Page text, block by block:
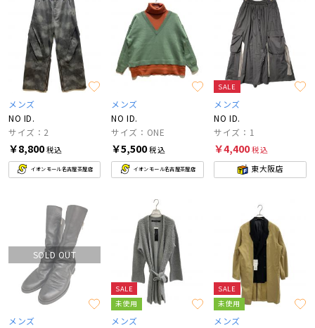
メンズ
NO ID.
サイズ：2
￥8,800税込
イオンモール名古屋茶屋店
メンズ
NO ID.
サイズ：ONE
￥5,500税込
イオンモール名古屋茶屋店
SALE
メンズ
NO ID.
サイズ：1
￥4,400税込
東大阪店
SOLD OUT
メンズ
SALE
未使用
メンズ
SALE
未使用
メンズ